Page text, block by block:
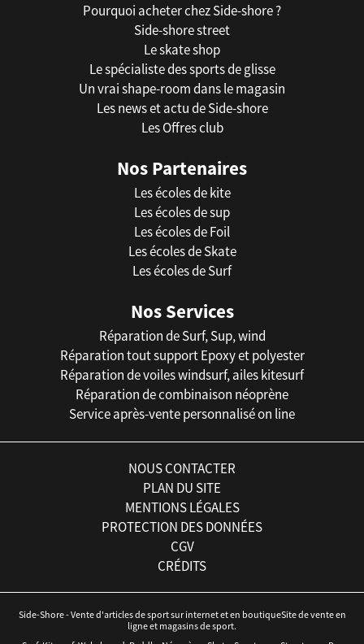
Pourquoi acheter chez Side-shore ?
Side-shore street
Le skate shop
Le spécialiste des sports de glisse
Un vrai shape-room dans le magasin
Les news et actu de Side-shore
Les Offres club
Nos Partenaires
Les écoles de kite
Les écoles de sup
Les écoles de Foil
Les écoles de Skate
Les écoles de Surf
Nos Services
Réparation de Surf, Sup, wind
Réparation tout support Epoxy et polyester
Réparation de voiles windsurf, ailes kitesurf
Réparation de combinaison néoprène
Service après-vente personnalisé on line
NOUS CONTACTER
PLAN DU SITE
MENTIONS LÉGALES
PROTECTION DES DONNÉES
CGV
CRÉDITS
Side-Shore - Vente d'articles de sport sur internet et en boutiqueSite de vente en
ligne et magasins de sport.